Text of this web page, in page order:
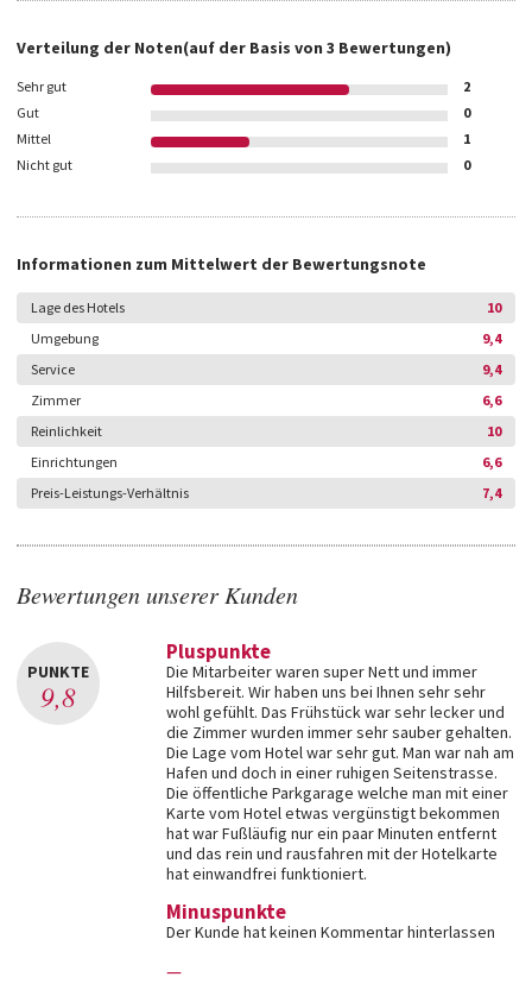
Verteilung der Noten(auf der Basis von 3 Bewertungen)
Sehr gut
2
Gut
0
Mittel
1
Nicht gut
0
Informationen zum Mittelwert der Bewertungsnote
Lage des Hotels
10
Umgebung
9,4
Service
9,4
Zimmer
6,6
Reinlichkeit
10
Einrichtungen
6,6
Preis-Leistungs-Verhältnis
7,4
Bewertungen unserer Kunden
PUNKTE
9,8
Pluspunkte
Die Mitarbeiter waren super Nett und immer
Hilfsbereit. Wir haben uns bei Ihnen sehr sehr
wohl gefühlt. Das Frühstück war sehr lecker und
die Zimmer wurden immer sehr sauber gehalten.
Die Lage vom Hotel war sehr gut. Man war nah am
Hafen und doch in einer ruhigen Seitenstrasse.
Die öffentliche Parkgarage welche man mit einer
Karte vom Hotel etwas vergünstigt bekommen
hat war Fußläufig nur ein paar Minuten entfernt
und das rein und rausfahren mit der Hotelkarte
hat einwandfrei funktioniert.
Minuspunkte
Der Kunde hat keinen Kommentar hinterlassen
—